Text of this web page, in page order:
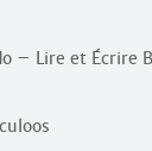
– Lire et Écrire